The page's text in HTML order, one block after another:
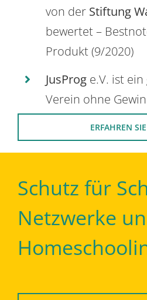
von der Stiftung
bewertet –
Produkt (9/2020)
JusProg e.V. ist
Verein ohne
ERFAHREN
Schutz für
Netzwerke